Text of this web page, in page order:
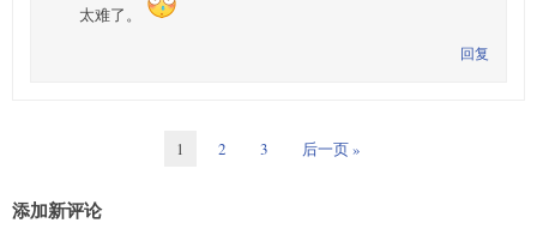
太难了。
回复
1 2 3 后一页 »
添加新评论